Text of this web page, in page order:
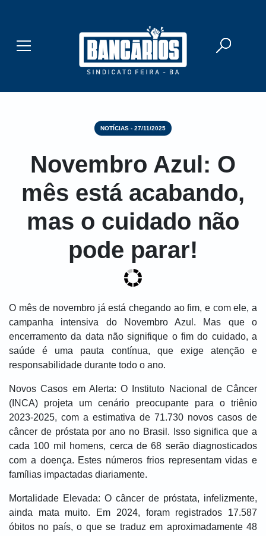
Mostrar/Esconder menu Buscar
NOTÍCIAS - 27/11/2025
Novembro Azul: O
mês está acabando,
mas o cuidado não
pode parar!
O mês de novembro já está chegando ao fim, e com ele, a
campanha intensiva do Novembro Azul. Mas que o
encerramento da data não signifique o fim do cuidado, a
saúde é uma pauta contínua, que exige atenção e
responsabilidade durante todo o ano.
Novos Casos em Alerta: O Instituto Nacional de Câncer
(INCA) projeta um cenário preocupante para o triênio
2023-2025, com a estimativa de 71.730 novos casos de
câncer de próstata por ano no Brasil. Isso significa que a
cada 100 mil homens, cerca de 68 serão diagnosticados
com a doença. Estes números frios representam vidas e
famílias impactadas diariamente.
Mortalidade Elevada: O câncer de próstata, infelizmente,
ainda mata muito. Em 2024, foram registrados 17.587
óbitos no país, o que se traduz em aproximadamente 48